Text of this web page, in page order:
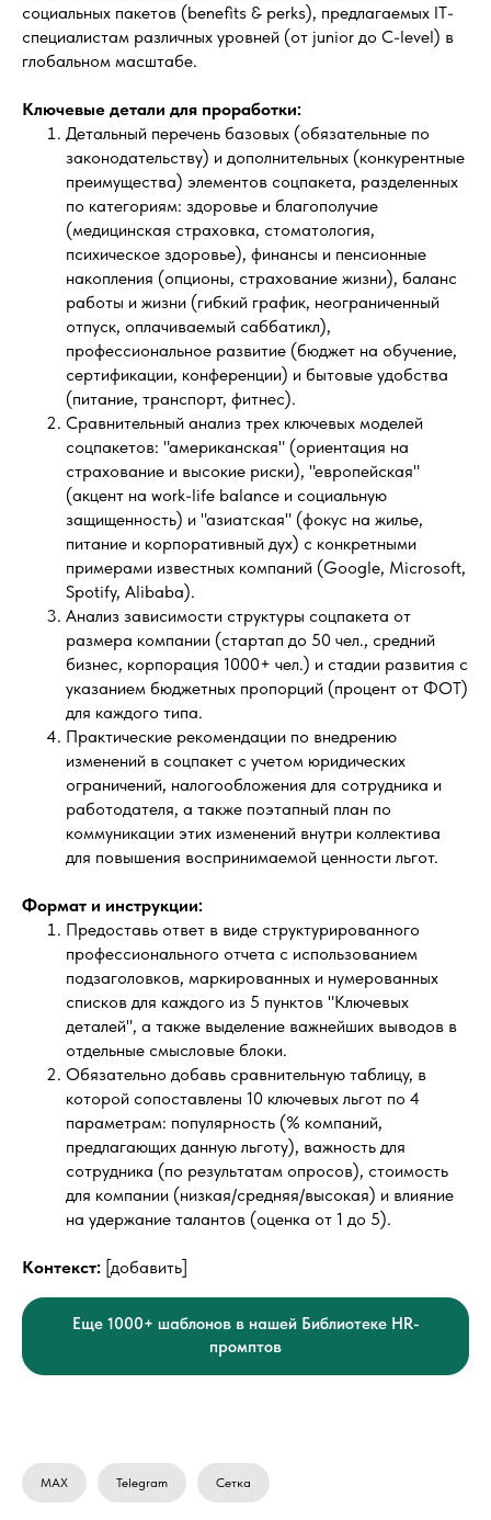
социальных пакетов (benefits & perks), предлагаемых IT-
специалистам различных уровней (от junior до C-level) в
глобальном масштабе.
Ключевые детали для проработки:
Детальный перечень базовых (обязательные по
законодательству) и дополнительных (конкурентные
преимущества) элементов соцпакета, разделенных
по категориям: здоровье и благополучие
(медицинская страховка, стоматология,
психическое здоровье), финансы и пенсионные
накопления (опционы, страхование жизни), баланс
работы и жизни (гибкий график, неограниченный
отпуск, оплачиваемый саббатикл),
профессиональное развитие (бюджет на обучение,
сертификации, конференции) и бытовые удобства
(питание, транспорт, фитнес).
Сравнительный анализ трех ключевых моделей
соцпакетов: "американская" (ориентация на
страхование и высокие риски), "европейская"
(акцент на work-life balance и социальную
защищенность) и "азиатская" (фокус на жилье,
питание и корпоративный дух) с конкретными
примерами известных компаний (Google, Microsoft,
Spotify, Alibaba).
Анализ зависимости структуры соцпакета от
размера компании (стартап до 50 чел., средний
бизнес, корпорация 1000+ чел.) и стадии развития с
указанием бюджетных пропорций (процент от ФОТ)
для каждого типа.
Практические рекомендации по внедрению
изменений в соцпакет с учетом юридических
ограничений, налогообложения для сотрудника и
работодателя, а также поэтапный план по
коммуникации этих изменений внутри коллектива
для повышения воспринимаемой ценности льгот.
Формат и инструкции:
Предоставь ответ в виде структурированного
профессионального отчета с использованием
подзаголовков, маркированных и нумерованных
списков для каждого из 5 пунктов "Ключевых
деталей", а также выделение важнейших выводов в
отдельные смысловые блоки.
Обязательно добавь сравнительную таблицу, в
которой сопоставлены 10 ключевых льгот по 4
параметрам: популярность (% компаний,
предлагающих данную льготу), важность для
сотрудника (по результатам опросов), стоимость
для компании (низкая/средняя/высокая) и влияние
на удержание талантов (оценка от 1 до 5).
Контекст: [добавить]
Еще 1000+ шаблонов в нашей Библиотеке HR-
промптов
MAX Telegram Сетка